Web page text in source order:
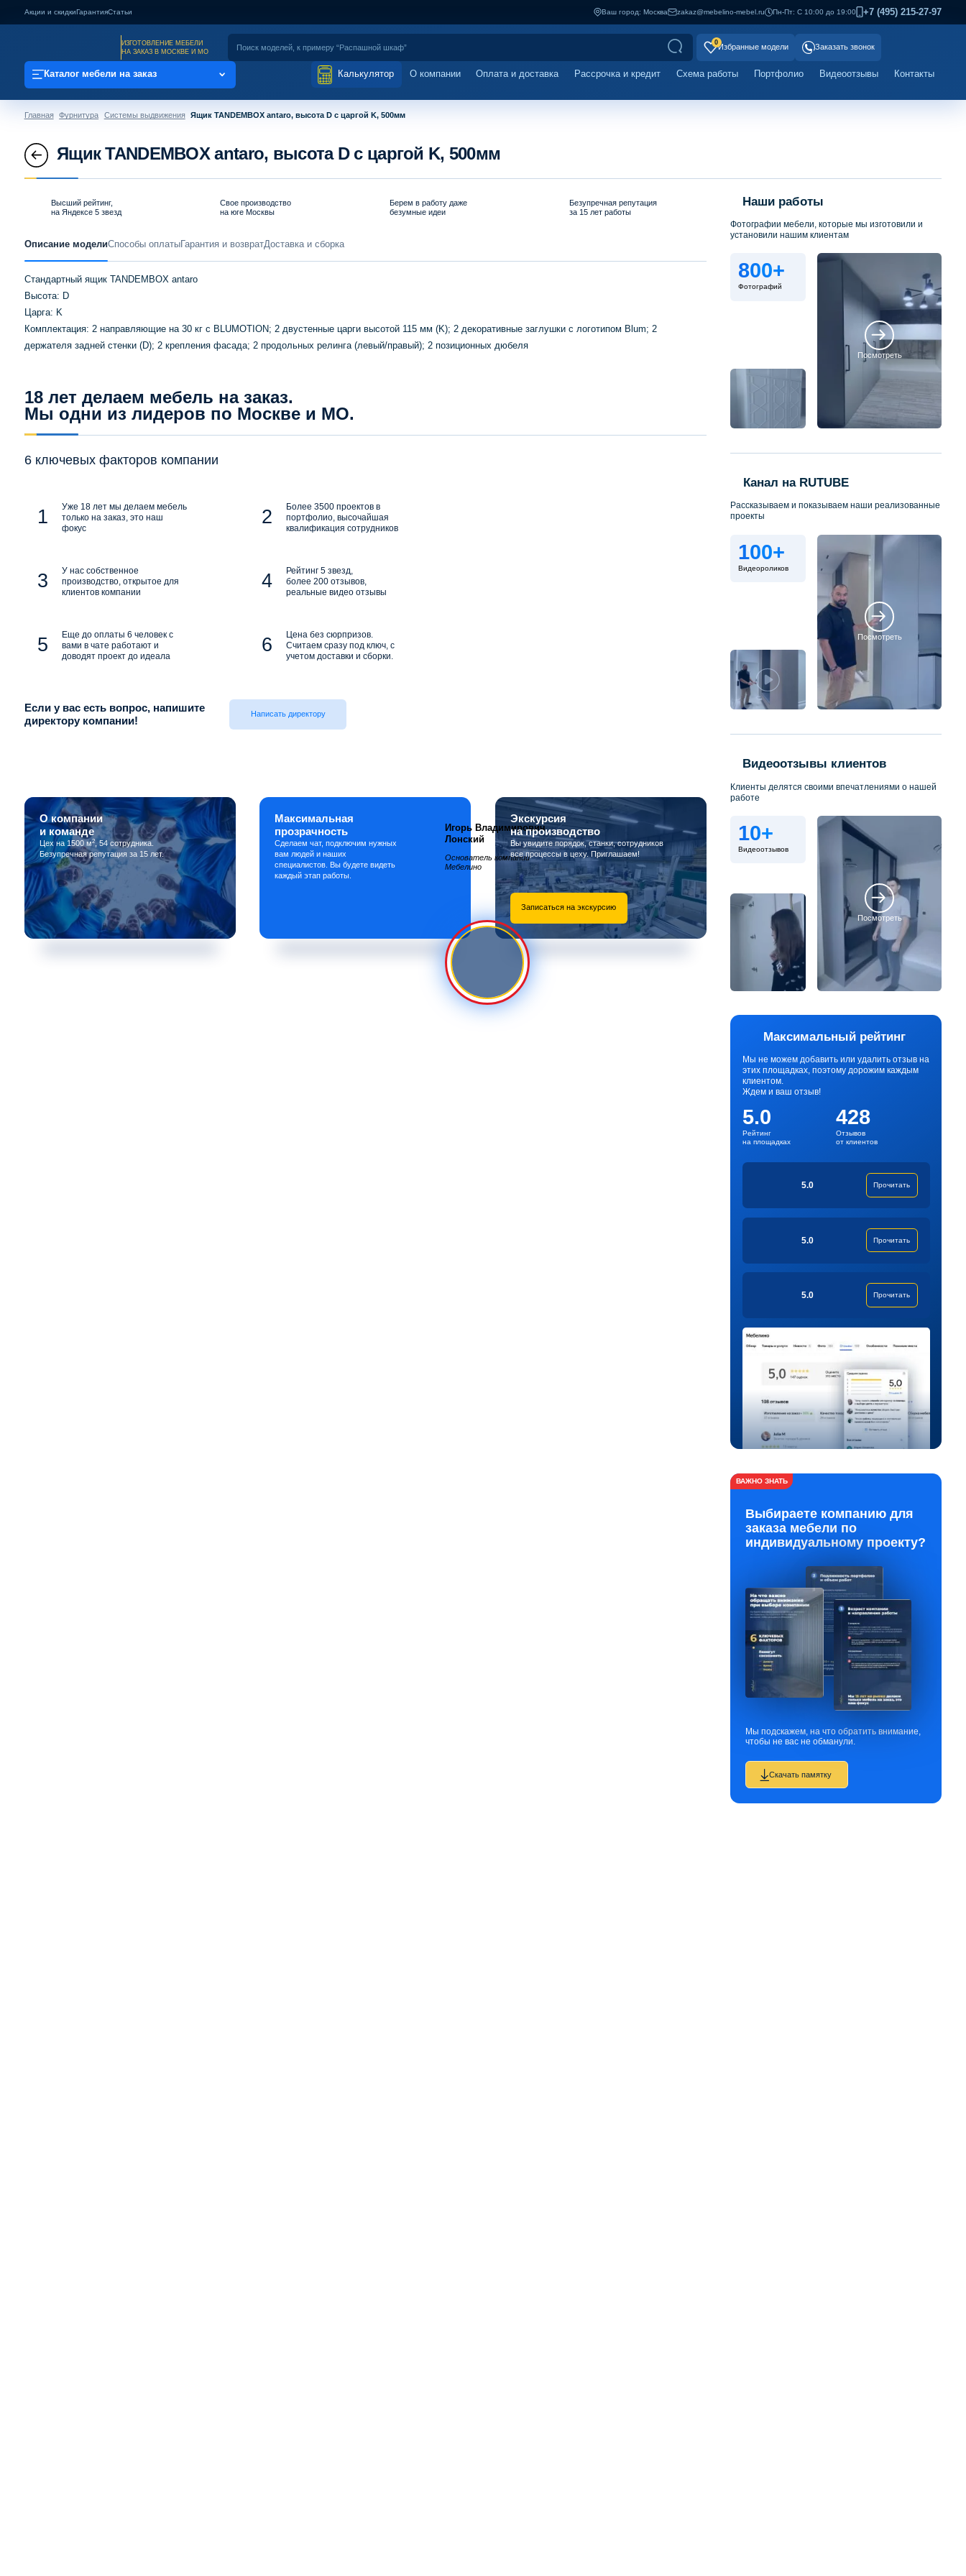
Акции и скидкиГарантияСтатьи Ваш город: Москва zakaz@mebelino-mebel.ru Пн-Пт: С 10:00 до 19:00 +7 (495) 215-27-97
ИЗГОТОВЛЕНИЕ МЕБЕЛИ
НА ЗАКАЗ В МОСКВЕ И МО
0
Избранные модели Заказать звонок
Каталог мебели на заказ Калькулятор О компании Оплата и доставка Рассрочка и кредит Схема работы Портфолио Видеоотзывы Контакты
Главная Фурнитура Системы выдвижения Ящик TANDEMBOX antaro, высота D с царгой K, 500мм
Ящик TANDEMBOX antaro, высота D с царгой K, 500мм
Высший рейтинг,
на Яндексе 5 звезд
Свое производство
на юге Москвы
Берем в работу даже
безумные идеи
Безупречная репутация
за 15 лет работы
Описание модели Способы оплатыГарантия и возвратДоставка и сборка
Стандартный ящик TANDEMBOX antaro
Высота: D
Царга: K
Комплектация: 2 направляющие на 30 кг с BLUMOTION; 2 двустенные царги высотой 115 мм (K); 2 декоративные заглушки с логотипом Blum; 2
держателя задней стенки (D); 2 крепления фасада; 2 продольных релинга (левый/правый); 2 позиционных дюбеля
18 лет делаем мебель на заказ.
Мы одни из лидеров по Москве и МО.
6 ключевых факторов компании
Уже 18 лет мы делаем мебель
только на заказ, это наш
фокус
Более 3500 проектов в
портфолио, высочайшая
квалификация сотрудников
У нас собственное
производство, открытое для
клиентов компании
Рейтинг 5 звезд,
более 200 отзывов,
реальные видео отзывы
Еще до оплаты 6 человек с
вами в чате работают и
доводят проект до идеала
Цена без сюрпризов.
Считаем сразу под ключ, с
учетом доставки и сборки.
Если у вас есть вопрос, напишите
директору компании!
Написать директору
Игорь Владимирович
Лонский
Основатель компании
Мебелино
О компании
и команде
Цех на 1500 м2, 54 сотрудника.
Безупречная репутация за 15 лет.
Максимальная
прозрачность
Сделаем чат, подключим нужных
вам людей и наших
специалистов. Вы будете видеть
каждый этап работы.
Экскурсия
на производство
Вы увидите порядок, станки, сотрудников
все процессы в цеху. Приглашаем!
Записаться на экскурсию
Наши работы
Фотографии мебели, которые мы изготовили и
установили нашим клиентам
800+
Фотографий
Посмотреть
Канал на RUTUBE
Рассказываем и показываем наши реализованные
проекты
100+
Видеороликов
Посмотреть
Видеоотзывы клиентов
Клиенты делятся своими впечатлениями о нашей
работе
10+
Видеоотзывов
Посмотреть
Максимальный рейтинг
Мы не можем добавить или удалить отзыв на
этих площадках, поэтому дорожим каждым
клиентом.
Ждем и ваш отзыв!
5.0
Рейтинг
на площадках
428
Отзывов
от клиентов
5.0 Прочитать
5.0 Прочитать
5.0 Прочитать
ВАЖНО ЗНАТЬ
Выбираете компанию для
заказа мебели по
индивидуальному проекту?
Мы подскажем, на что обратить внимание,
чтобы не вас не обманули.
Скачать памятку